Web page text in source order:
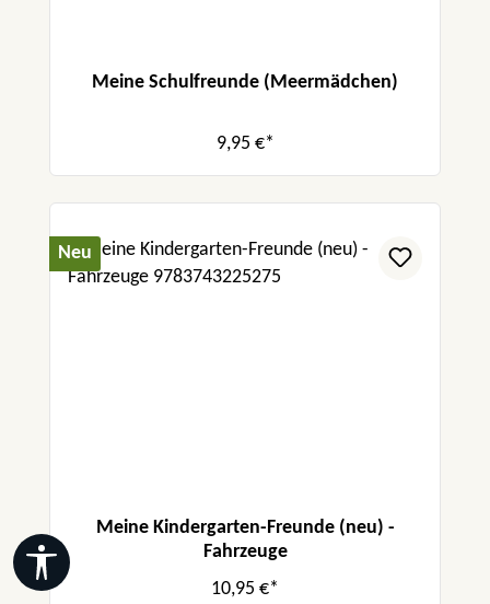
Meine Schulfreunde (Meermädchen)
9,95 €*
Neu
Meine Kindergarten-Freunde (neu) -
Fahrzeuge
10,95 €*
Werkzeugleiste anzeigen